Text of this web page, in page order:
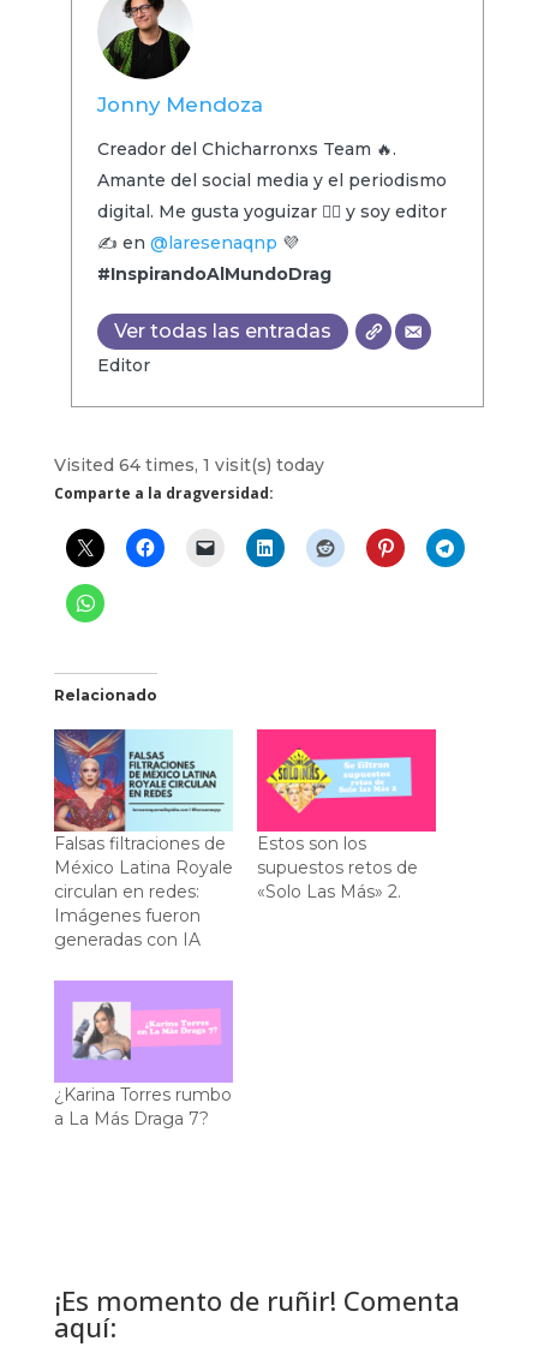
Jonny Mendoza
Creador del Chicharronxs Team 🔥.
Amante del social media y el periodismo
digital. Me gusta yoguizar 🧘‍♂️ y soy editor
✍️ en @laresenaqnp 💜
#InspirandoAlMundoDrag
Ver todas las entradas
Editor
Visited 64 times, 1 visit(s) today
Comparte a la dragversidad:
Relacionado
Falsas filtraciones de
México Latina Royale
circulan en redes:
Imágenes fueron
generadas con IA
Estos son los
supuestos retos de
«Solo Las Más» 2.
¿Karina Torres rumbo
a La Más Draga 7?
¡Es momento de ruñir! Comenta
aquí: